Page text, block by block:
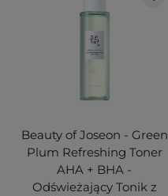
Beauty of Joseon - Green
Plum Refreshing Toner
AHA + BHA -
Odświeżający Tonik z